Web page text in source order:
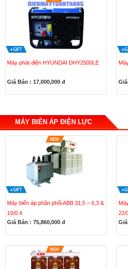
Máy phát điện HYUNDAI DHY2500LE
Giá Bán : 17,000,000 đ
MÁY BIẾN ÁP ĐIỆN LỰC
Máy biến áp phân phối ABB 31,5 – 6,3 &
10/0.4
Giá Bán : 75,860,000 đ
22/